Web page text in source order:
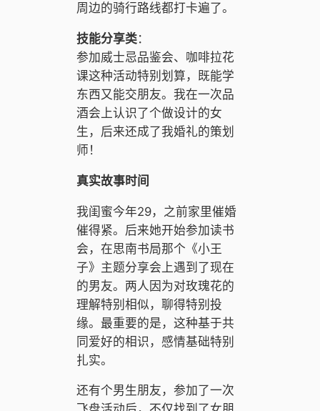
周边的骑行路线都打卡遍了。
技能分享类：
参加威士忌品鉴会、咖啡拉花
课这种活动特别划算，既能学
东西又能交朋友。我在一次品
酒会上认识了个做设计的女
生，后来还成了我婚礼的策划
师！
真实故事时间
我闺蜜今年29，之前家里催婚
催得紧。后来她开始参加读书
会，在思南书局那个《小王
子》主题分享会上遇到了现在
的男友。两人因为对玫瑰花的
理解特别相似，聊得特别投
缘。最重要的是，这种基于共
同爱好的相识，感情基础特别
扎实。
还有个男生朋友，参加了一次